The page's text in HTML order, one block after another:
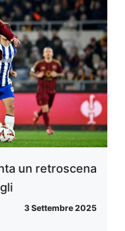
un retroscena
3 Settembre 2025